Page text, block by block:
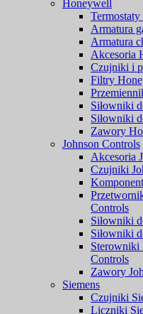
Honeywell
Armatura
Armatura
Akcesoria
Czujniki i
Filtry
Siłowniki
Siłowniki
Zawory
Johnson Controls
Akcesoria
Czujniki
Controls
Siłowniki
Siłowniki
Sterowniki
Controls
Zawory
Siemens
Czujniki
Liczniki